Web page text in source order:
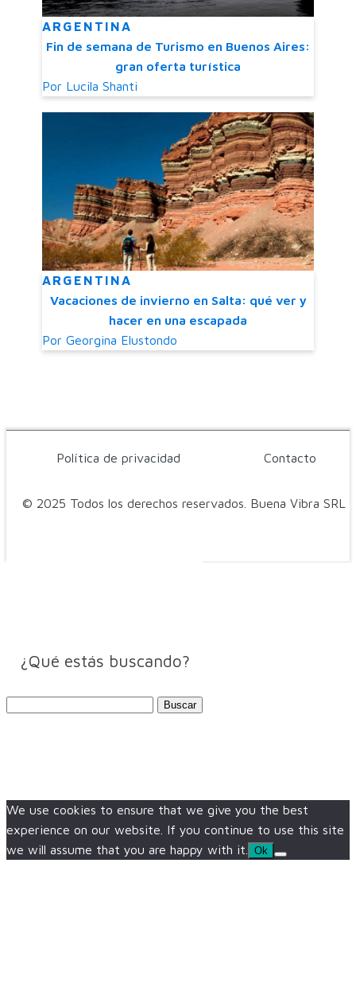
ARGENTINA
Fin de semana de Turismo en Buenos Aires:
gran oferta turística
Por Lucila Shanti
ARGENTINA
Vacaciones de invierno en Salta: qué ver y
hacer en una escapada
Por Georgina Elustondo
© 2025 Todos los derechos reservados. Buena Vibra SRL
Política de privacidad Contacto
¿Qué estás buscando?
We use cookies to ensure that we give you the best
experience on our website. If you continue to use this site
we will assume that you are happy with it.
Ok